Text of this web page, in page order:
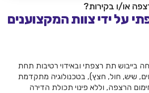
או/ו בקירות?
על ידי צוות המקצוענים
בייבוש תת רצפתי ובאידוי רטיבות תחת
שיש, חול, חצץ), בטכנולוגיה מתקדמת
הרצפה, וללא פינוי תכולת הדירה